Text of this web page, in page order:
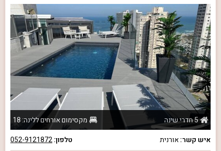
5 חדרי שינה
מקסימום אורחים ללינה: 18
איש קשר:אורנית טלפון:052-9121872